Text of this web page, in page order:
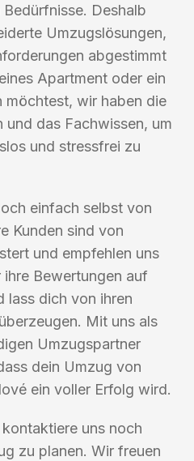
Deshalb
Umzugslösungen,
abgestimmt
Apartment oder ein
möchtest, wir haben die
und das Fachwissen, um
und stressfrei zu
einfach selbst von
Kunden sind von
und empfehlen uns
Bewertungen auf
lass dich von ihren
Mit uns als
Umzugspartner
dein Umzug von
ein voller Erfolg wird.
uns noch
zu planen. Wir freuen